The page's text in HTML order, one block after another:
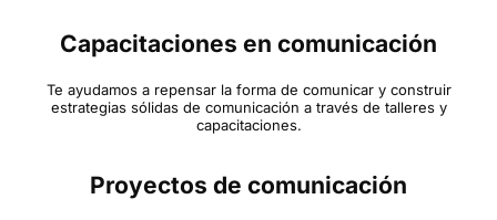
Capacitaciones en comunicación
Te ayudamos a repensar la forma de comunicar y construir
estrategias sólidas de comunicación a través de talleres y
capacitaciones.
Proyectos de comunicación